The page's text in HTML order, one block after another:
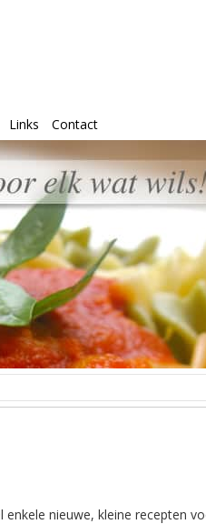
Links Contact
enkele nieuwe, kleine recepten